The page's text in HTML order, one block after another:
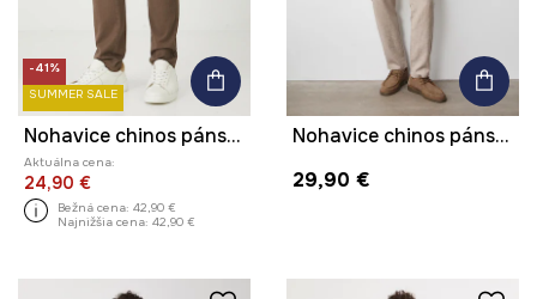
-41%
SUMMER SALE
Nohavice chinos pánske bavlnené s elastanom
Aktuálna cena:
24,90 €
Bežná cena: 42,90 €
Najnižšia cena: 42,90 €
Nohavice chinos pánske s ľanom
29,90 €